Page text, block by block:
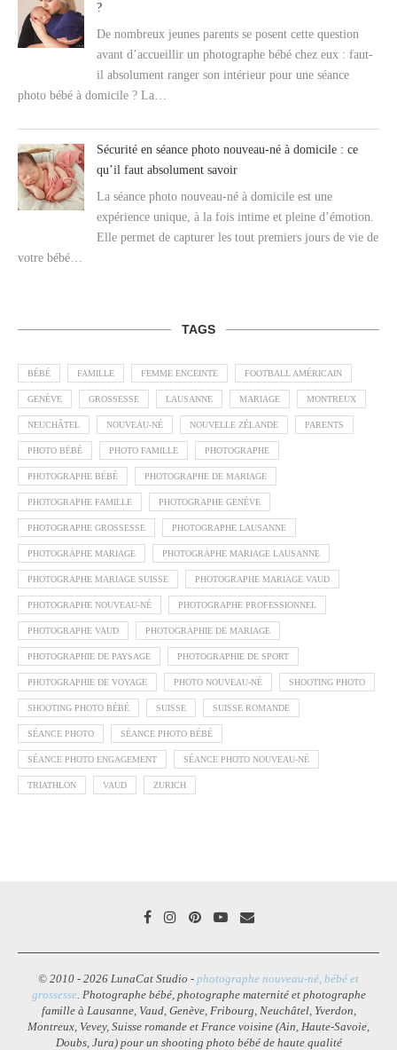
?
De nombreux jeunes parents se posent cette question
avant d’accueillir un photographe bébé chez eux : faut-
il absolument ranger son intérieur pour une séance
photo bébé à domicile ? La…
Sécurité en séance photo nouveau-né à domicile : ce
qu’il faut absolument savoir
La séance photo nouveau-né à domicile est une
expérience unique, à la fois intime et pleine d’émotion.
Elle permet de capturer les tout premiers jours de vie de
votre bébé…
TAGS
BÉBÉ FAMILLE FEMME ENCEINTE FOOTBALL AMÉRICAIN
GENÈVE GROSSESSE LAUSANNE MARIAGE MONTREUX
NEUCHÂTEL NOUVEAU-NÉ NOUVELLE ZÉLANDE PARENTS
PHOTO BÉBÉ PHOTO FAMILLE PHOTOGRAPHE
PHOTOGRAPHE BÉBÉ PHOTOGRAPHE DE MARIAGE
PHOTOGRAPHE FAMILLE PHOTOGRAPHE GENÈVE
PHOTOGRAPHE GROSSESSE PHOTOGRAPHE LAUSANNE
PHOTOGRAPHE MARIAGE PHOTOGRAPHE MARIAGE LAUSANNE
PHOTOGRAPHE MARIAGE SUISSE PHOTOGRAPHE MARIAGE VAUD
PHOTOGRAPHE NOUVEAU-NÉ PHOTOGRAPHE PROFESSIONNEL
PHOTOGRAPHE VAUD PHOTOGRAPHIE DE MARIAGE
PHOTOGRAPHIE DE PAYSAGE PHOTOGRAPHIE DE SPORT
PHOTOGRAPHIE DE VOYAGE PHOTO NOUVEAU-NÉ SHOOTING PHOTO
SHOOTING PHOTO BÉBÉ SUISSE SUISSE ROMANDE
SÉANCE PHOTO SÉANCE PHOTO BÉBÉ
SÉANCE PHOTO ENGAGEMENT SÉANCE PHOTO NOUVEAU-NÉ
TRIATHLON VAUD ZURICH
© 2010 - 2026 LunaCat Studio - photographe nouveau-né, bébé et
grossesse. Photographe bébé, photographe maternité et photographe
famille à Lausanne, Vaud, Genève, Fribourg, Neuchâtel, Yverdon,
Montreux, Vevey, Suisse romande et France voisine (Ain, Haute-Savoie,
Doubs, Jura) pour un shooting photo bébé de haute qualité